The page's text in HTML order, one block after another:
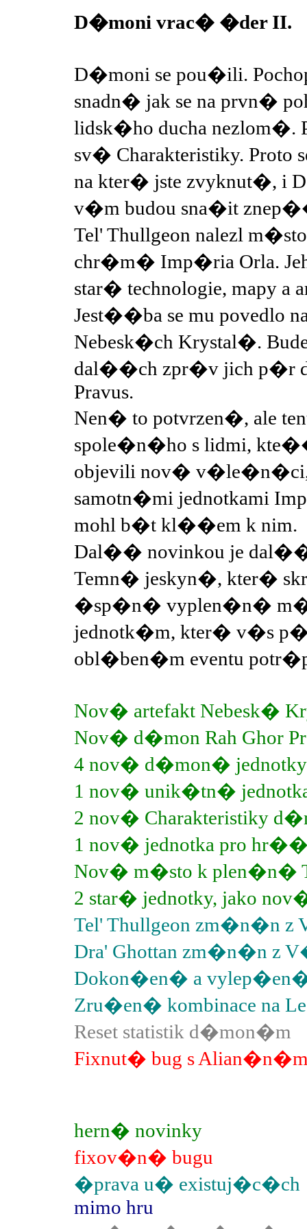
D�moni vrac� �der II.
D�moni se pou�ili.
snadn� jak se na prvn�
lidsk�ho ducha
sv� Charakteristiky.
na kter� jste zvyknut�, i
v�m budou sna�it
Tel' Thullgeon nalezl
chr�m� Imp�ria Orla.
star� technologie, mapy a
Jest��ba se mu
Nebesk�ch Krystal�.
dal��ch zpr�v jich p�r
Pravus.
Nen� to potvrzen�, ale
spole�n�ho s lidmi,
objevili nov�
samotn�mi jednotkami
mohl b�t kl��em k nim.
Dal�� novinkou je
Temn� jeskyn�, kter�
�sp�n� vyplen�n�
jednotk�m, kter� v�s
obl�ben�m eventu
Nov� artefakt Nebesk�
Nov� d�mon Rah Ghor
4 nov� d�mon� jednotky
1 nov� unik�tn�
2 nov� Charakteristiky
1 nov� jednotka pro
Nov� m�sto k plen�n�
2 star� jednotky, jako
Tel' Thullgeon zm�n�n z
Dra' Ghottan zm�n�n z
Dokon�en� a
Zru�en� kombinace na
Reset statistik d�mon�m
Fixnut� bug s
hern� novinky
fixov�n� bugu
�prava u� existuj�c�ch
mimo hru